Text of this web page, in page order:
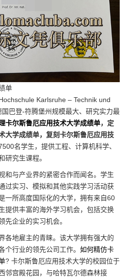
单
Hochschule Karlsruhe – Technik und
巴登-符腾堡州规模最大、研究实力最
卡尔斯鲁厄应用技术大学成绩单，定
大学成绩单，复刻卡尔斯鲁厄应用技
名学生，提供工程、计算机科学、
研究生课程。
和与产业界的紧密合作而闻名。学生
过实习、模拟和其他实践学习活动获
一所高度国际化的大学，拥有来自60
提供丰富的海外学习机会，包括交换
先企业的实习机会。
各地雇主的青睐。该大学拥有强大的
个行业的领先公司工作。 如何精仿卡
? 卡尔斯鲁厄应用技术大学的校园位于
邻宫殿花园，与哈特瓦尔德森林接